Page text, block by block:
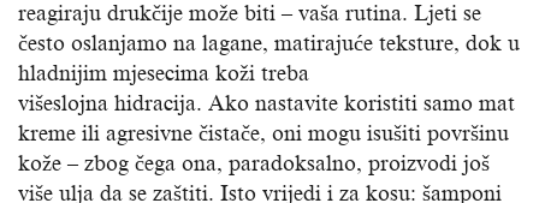
reagiraju drukčije može biti – vaša rutina. Ljeti se
često oslanjamo na lagane, matirajuće teksture, dok u
hladnijim mjesecima koži treba
višeslojna hidracija. Ako nastavite koristiti samo mat
kreme ili agresivne čistače, oni mogu isušiti površinu
kože – zbog čega ona, paradoksalno, proizvodi još
više ulja da se zaštiti. Isto vrijedi i za kosu: šamponi